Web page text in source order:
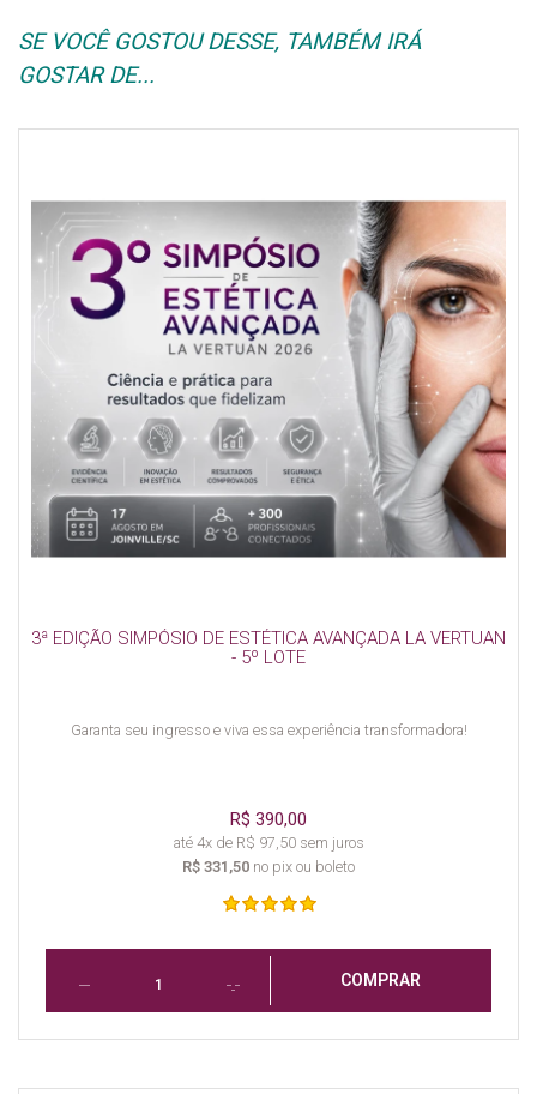
SE VOCÊ GOSTOU DESSE, TAMBÉM IRÁ
GOSTAR DE...
3ª EDIÇÃO SIMPÓSIO DE ESTÉTICA AVANÇADA LA VERTUAN
- 5º LOTE
Garanta seu ingresso e viva essa experiência transformadora!
R$ 390,00
até 4x de R$ 97,50 sem juros
R$ 331,50 no pix ou boleto
COMPRAR